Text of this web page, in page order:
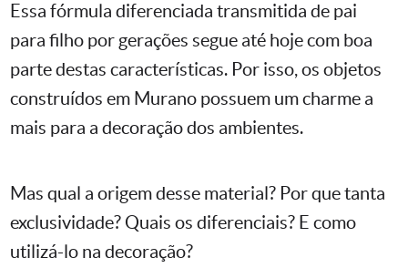
Essa fórmula diferenciada transmitida de pai
para filho por gerações segue até hoje com boa
parte destas características. Por isso, os objetos
construídos em Murano possuem um charme a
mais para a decoração dos ambientes.
Mas qual a origem desse material? Por que tanta
exclusividade? Quais os diferenciais? E como
utilizá-lo na decoração?